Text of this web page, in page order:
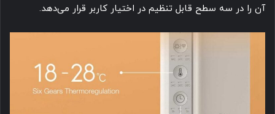
آن را در سه سطح قابل تنظیم در اختیار کاربر قرار می‌دهد.